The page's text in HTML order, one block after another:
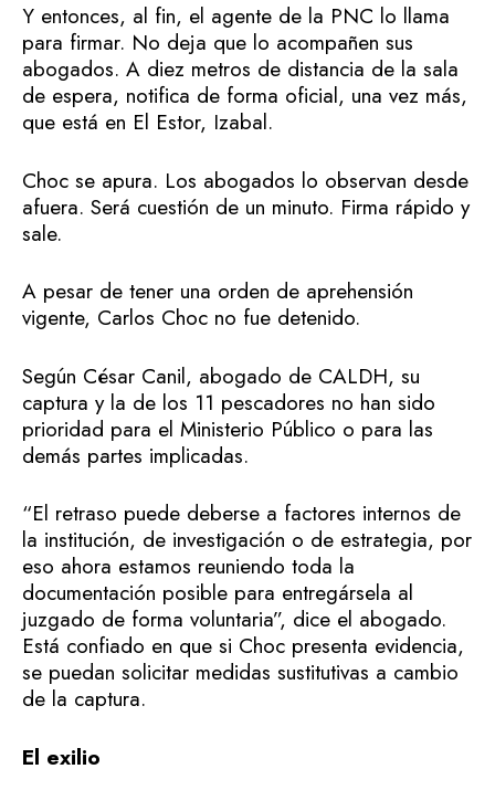
Y entonces, al fin, el agente de la PNC lo llama
para firmar. No deja que lo acompañen sus
abogados. A diez metros de distancia de la sala
de espera, notifica de forma oficial, una vez más,
que está en El Estor, Izabal.
Choc se apura. Los abogados lo observan desde
afuera. Será cuestión de un minuto. Firma rápido y
sale.
A pesar de tener una orden de aprehensión
vigente, Carlos Choc no fue detenido.
Según César Canil, abogado de CALDH, su
captura y la de los 11 pescadores no han sido
prioridad para el Ministerio Público o para las
demás partes implicadas.
“El retraso puede deberse a factores internos de
la institución, de investigación o de estrategia, por
eso ahora estamos reuniendo toda la
documentación posible para entregársela al
juzgado de forma voluntaria”, dice el abogado.
Está confiado en que si Choc presenta evidencia,
se puedan solicitar medidas sustitutivas a cambio
de la captura.
El exilio